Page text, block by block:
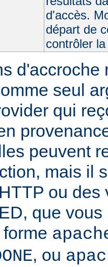
d'accès.
départ de
contrôler
d'accroche
seul
qui
peuvent
mais il
ou des
que
, ou